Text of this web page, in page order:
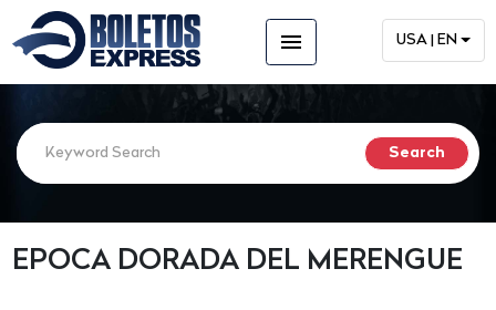
menu USA | EN
EPOCA DORADA DEL MERENGUE